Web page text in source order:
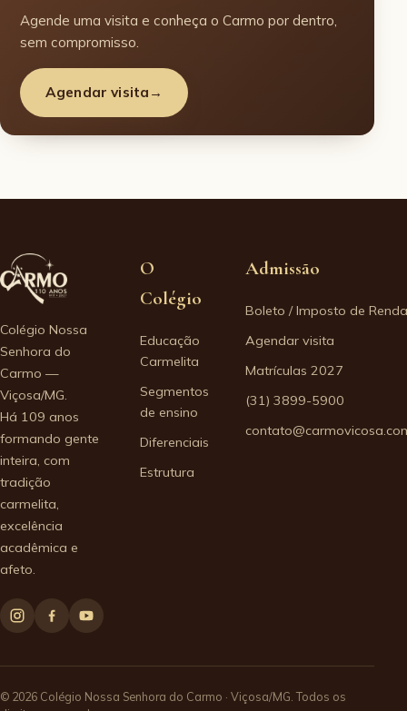
Agende uma visita e conheça o Carmo por dentro,
sem compromisso.
Agendar visita →
Colégio Nossa
Senhora do
Carmo —
Viçosa/MG.
Há 109 anos
formando gente
inteira, com
tradição
carmelita,
excelência
acadêmica e
afeto.
O
Colégio
Educação
Carmelita
Segmentos
de ensino
Diferenciais
Estrutura
Admissão
Boleto / Imposto de Renda
Agendar visita
Matrículas 2027
(31) 3899-5900
© 2026 Colégio Nossa Senhora do Carmo · Viçosa/MG. Todos os